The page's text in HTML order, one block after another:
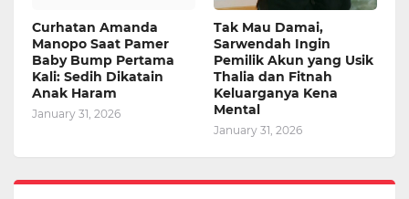
Curhatan Amanda
Manopo Saat Pamer
Baby Bump Pertama
Kali: Sedih Dikatain
Anak Haram
January 31, 2026
Tak Mau Damai,
Sarwendah Ingin
Pemilik Akun yang Usik
Thalia dan Fitnah
Keluarganya Kena
Mental
January 31, 2026